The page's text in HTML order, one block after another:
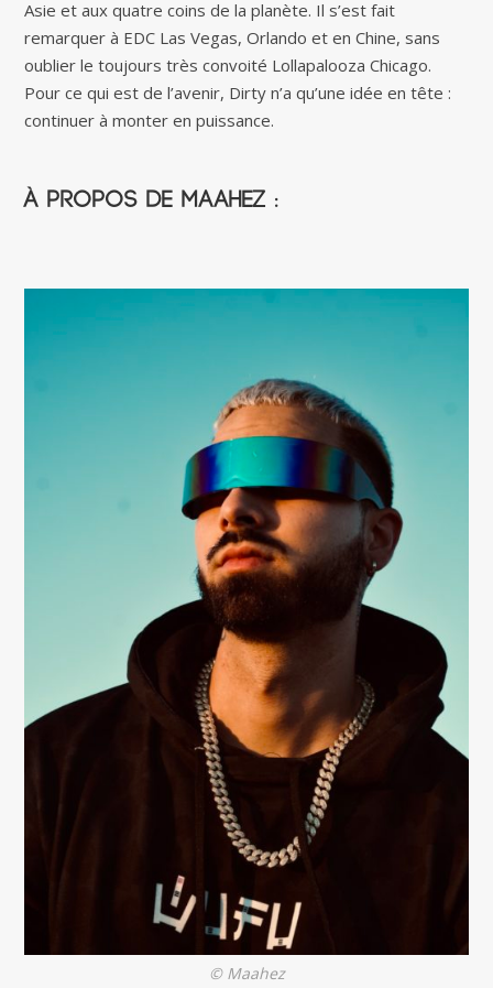
Asie et aux quatre coins de la planète. Il s’est fait
remarquer à EDC Las Vegas, Orlando et en Chine, sans
oublier le toujours très convoité Lollapalooza Chicago.
Pour ce qui est de l’avenir, Dirty n’a qu’une idée en tête :
continuer à monter en puissance.
À propos de Maahez :
© Maahez